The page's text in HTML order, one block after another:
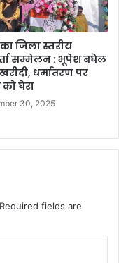
जिला स्तरीय
सम्मेलन : भूपेश बघेल
धर्मांतरण पर
घेरा
30, 2025
Required fields are